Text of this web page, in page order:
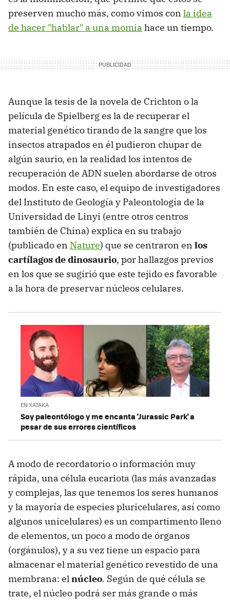
preserven mucho más, como vimos con la idea
de hacer "hablar" a una momia hace un tiempo.
Aunque la tesis de la novela de Crichton o la
película de Spielberg es la de recuperar el
material genético tirando de la sangre que los
insectos atrapados en él pudieron chupar de
algún saurio, en la realidad los intentos de
recuperación de ADN suelen abordarse de otros
modos. En este caso, el equipo de investigadores
del Instituto de Geología y Paleontología de la
Universidad de Linyi (entre otros centros
también de China) explica en su trabajo
(publicado en Nature) que se centraron en los
cartílagos de dinosaurio, por hallazgos previos
en los que se sugirió que este tejido es favorable
a la hora de preservar núcleos celulares.
EN XATAKA
Soy paleontólogo y me encanta 'Jurassic Park' a
pesar de sus errores científicos
A modo de recordatorio o información muy
rápida, una célula eucariota (las más avanzadas
y complejas, las que tenemos los seres humanos
y la mayoría de especies pluricelulares, así como
algunos unicelulares) es un compartimento lleno
de elementos, un poco a modo de órganos
(orgánulos), y a su vez tiene un espacio para
almacenar el material genético revestido de una
membrana: elnúcleo. Según de qué célula se
trate, el núcleo podrá ser más grande o más